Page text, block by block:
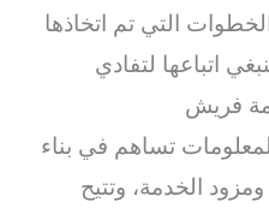
التي تم اتخاذها
اتباعها لتفادي
فريش
تساهم في بناء
الخدمة، وتتيح